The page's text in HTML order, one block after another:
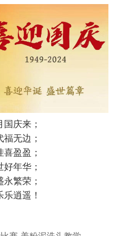
庆来；
无边；
盈盈；
年华；
繁荣；
逍遥！